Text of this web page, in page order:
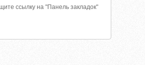
ссылку на "Панель закладок"